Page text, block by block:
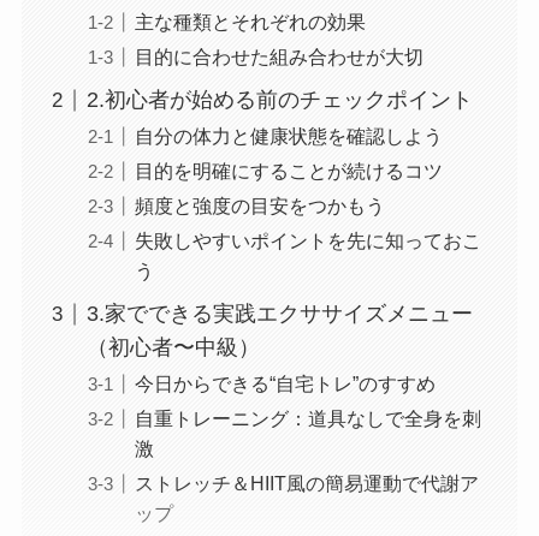
主な種類とそれぞれの効果
目的に合わせた組み合わせが大切
2.初心者が始める前のチェックポイント
自分の体力と健康状態を確認しよう
目的を明確にすることが続けるコツ
頻度と強度の目安をつかもう
失敗しやすいポイントを先に知っておこ
う
3.家でできる実践エクササイズメニュー
（初心者〜中級）
今日からできる“自宅トレ”のすすめ
自重トレーニング：道具なしで全身を刺
激
ストレッチ＆HIIT風の簡易運動で代謝ア
ップ